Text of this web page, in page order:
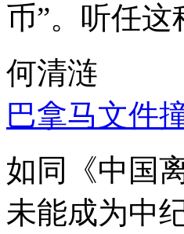
币”。听任
何清涟
巴拿马文件
如同《中国
未能成为中